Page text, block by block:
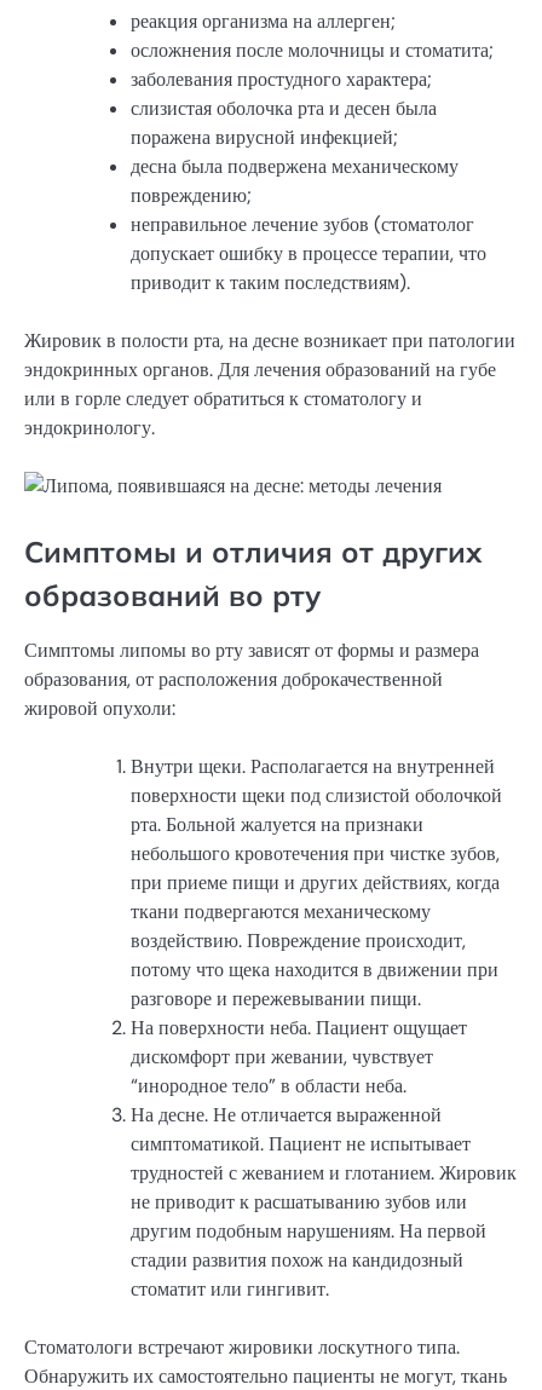
реакция организма на аллерген;
осложнения после молочницы и стоматита;
заболевания простудного характера;
слизистая оболочка рта и десен была
поражена вирусной инфекцией;
десна была подвержена механическому
повреждению;
неправильное лечение зубов (стоматолог
допускает ошибку в процессе терапии, что
приводит к таким последствиям).
Жировик в полости рта, на десне возникает при патологии
эндокринных органов. Для лечения образований на губе
или в горле следует обратиться к стоматологу и
эндокринологу.
Симптомы и отличия от других
образований во рту
Симптомы липомы во рту зависят от формы и размера
образования, от расположения доброкачественной
жировой опухоли:
Внутри щеки. Располагается на внутренней
поверхности щеки под слизистой оболочкой
рта. Больной жалуется на признаки
небольшого кровотечения при чистке зубов,
при приеме пищи и других действиях, когда
ткани подвергаются механическому
воздействию. Повреждение происходит,
потому что щека находится в движении при
разговоре и пережевывании пищи.
На поверхности неба. Пациент ощущает
дискомфорт при жевании, чувствует
“инородное тело” в области неба.
На десне. Не отличается выраженной
симптоматикой. Пациент не испытывает
трудностей с жеванием и глотанием. Жировик
не приводит к расшатыванию зубов или
другим подобным нарушениям. На первой
стадии развития похож на кандидозный
стоматит или гингивит.
Стоматологи встречают жировики лоскутного типа.
Обнаружить их самостоятельно пациенты не могут, ткань